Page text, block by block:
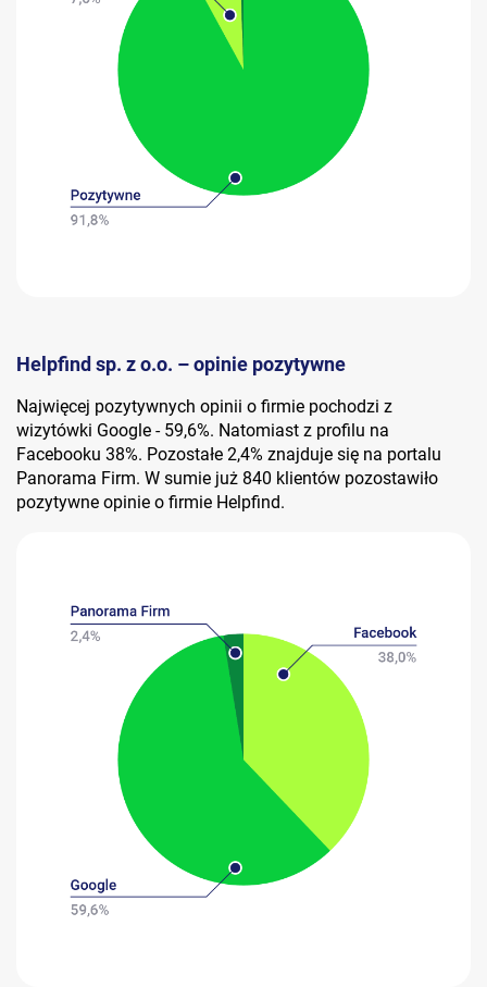
Helpfind sp. z o.o. – opinie pozytywne
Najwięcej pozytywnych opinii o firmie pochodzi z
wizytówki Google - 59,6%. Natomiast z profilu na
Facebooku 38%. Pozostałe 2,4% znajduje się na portalu
Panorama Firm. W sumie już 840 klientów pozostawiło
pozytywne opinie o firmie Helpfind.